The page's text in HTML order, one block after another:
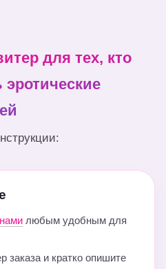
для тех, кто
эротические
любым удобным для
заказа и кратко опишите